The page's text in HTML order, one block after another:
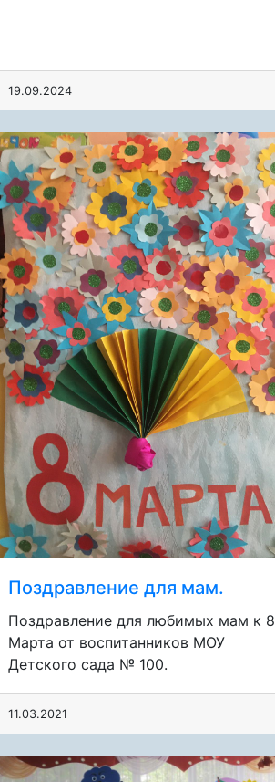
19.09.2024
Поздравление для мам.
Поздравление для любимых мам к 8
Марта от воспитанников МОУ
Детского сада № 100.
11.03.2021